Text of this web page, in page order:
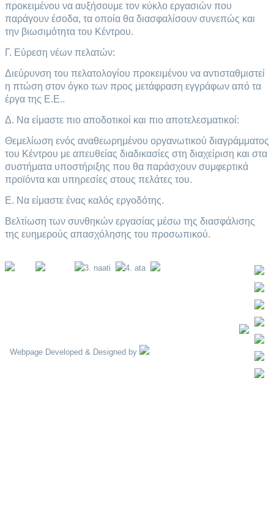
προκειμένου να αυξήσουμε τον κύκλο εργασιών που
παράγουν έσοδα, τα οποία θα διασφαλίσουν συνεπώς και
την βιωσιμότητα του Κέντρου.
Γ. Εύρεση νέων πελατών:
Διεύρυνση του πελατολογίου προκειμένου να αντισταθμιστεί
η πτώση στον όγκο των προς μετάφραση εγγράφων από τα
έργα της Ε.Ε..
Δ. Να είμαστε πιο αποδοτικοί και πιο αποτελεσματικοί:
Θεμελίωση ενός αναθεωρημένου οργανωτικού διαγράμματος
του Κέντρου με απευθείας διαδικασίες στη διαχείριση και στα
συστήματα υποστήριξης που θα παράσχουν συμφερτικά
προϊόντα και υπηρεσίες στους πελάτες του.
Ε. Να είμαστε ένας καλός εργοδότης.
Βελτίωση των συνθηκών εργασίας μέσω της διασφάλισης
της ευημερούς απασχόλησης του προσωπικού.
Webpage Developed & Designed by